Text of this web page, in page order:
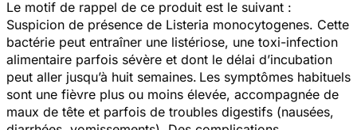
Le motif de rappel de ce produit est le suivant :
Suspicion de présence de Listeria monocytogenes. Cette
bactérie peut entraîner une listériose, une toxi-infection
alimentaire parfois sévère et dont le délai d’incubation
peut aller jusqu’à huit semaines. Les symptômes habituels
sont une fièvre plus ou moins élevée, accompagnée de
maux de tête et parfois de troubles digestifs (nausées,